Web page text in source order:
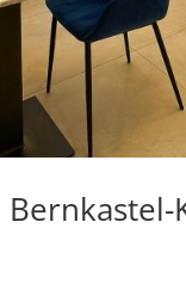
Bernkastel-